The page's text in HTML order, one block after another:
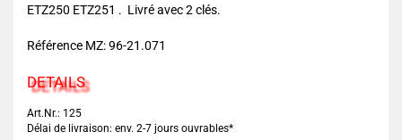
ETZ250 ETZ251 . Livré avec 2 clés.
Référence MZ: 96-21.071
DETAILS
Art.Nr.: 125
Délai de livraison: env. 2-7 jours ouvrables*